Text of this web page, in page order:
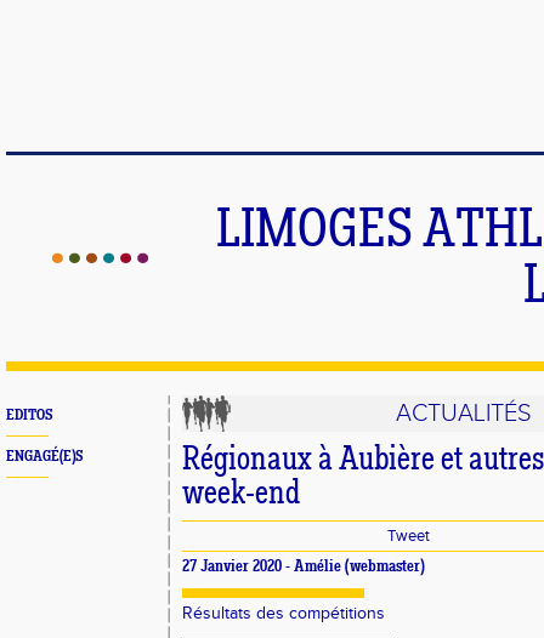
LIMOGES
EDITOS
ENGAGÉ(E)S
ACTUALITÉS
Régionaux à Aubière et
week-end
Tweet
27 Janvier 2020 - Amélie (webmaster)
Résultats des compétitions